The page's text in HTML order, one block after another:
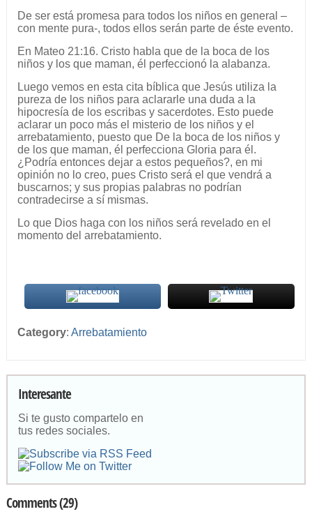
De ser está promesa para todos los niños en general –
con mente pura-, todos ellos serán parte de éste evento.
En Mateo 21:16. Cristo habla que de la boca de los
niños y los que maman, él perfeccionó la alabanza.
Luego vemos en esta cita bíblica que Jesús utiliza la
pureza de los niños para aclararle una duda a la
hipocresía de los escribas y sacerdotes. Esto puede
aclarar un poco más el misterio de los niños y el
arrebatamiento, puesto que De la boca de los niños y
de los que maman, él perfecciona Gloria para él.
¿Podría entonces dejar a estos pequeños?, en mi
opinión no lo creo, pues Cristo será el que vendrá a
buscarnos; y sus propias palabras no podrían
contradecirse a sí mismas.
Lo que Dios haga con los niños será revelado en el
momento del arrebatamiento.
Category: Arrebatamiento
Interesante
Si te gusto compartelo en
tus redes sociales.
Comments (29)